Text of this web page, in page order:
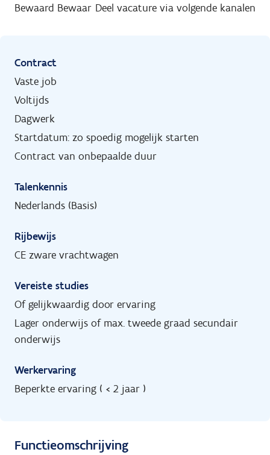
Bewaard Bewaar Deel vacature via volgende kanalen
Contract
Vaste job
Voltijds
Dagwerk
Startdatum: zo spoedig mogelijk starten
Contract van onbepaalde duur
Talenkennis
Nederlands (Basis)
Rijbewijs
CE zware vrachtwagen
Vereiste studies
Of gelijkwaardig door ervaring
Lager onderwijs of max. tweede graad secundair
onderwijs
Werkervaring
Beperkte ervaring ( < 2 jaar )
Functieomschrijving